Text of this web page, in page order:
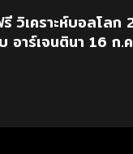
วิเคราะห์บอลโลก
อาร์เจนตินา 16 ก.